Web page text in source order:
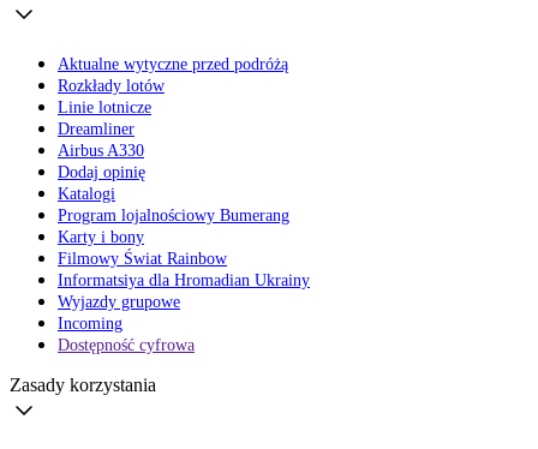
Aktualne wytyczne przed podróżą
Rozkłady lotów
Linie lotnicze
Dreamliner
Airbus A330
Dodaj opinię
Katalogi
Program lojalnościowy Bumerang
Karty i bony
Filmowy Świat Rainbow
Informatsiya dla Hromadian Ukrainy
Wyjazdy grupowe
Incoming
Dostępność cyfrowa
Zasady korzystania